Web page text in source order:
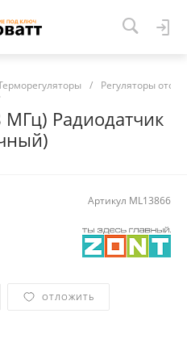
/ Регуляторы
Радиодатчик
Артикул ML13866
ОТЛОЖИТЬ